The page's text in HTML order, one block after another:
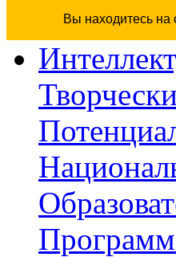
Вы находитесь